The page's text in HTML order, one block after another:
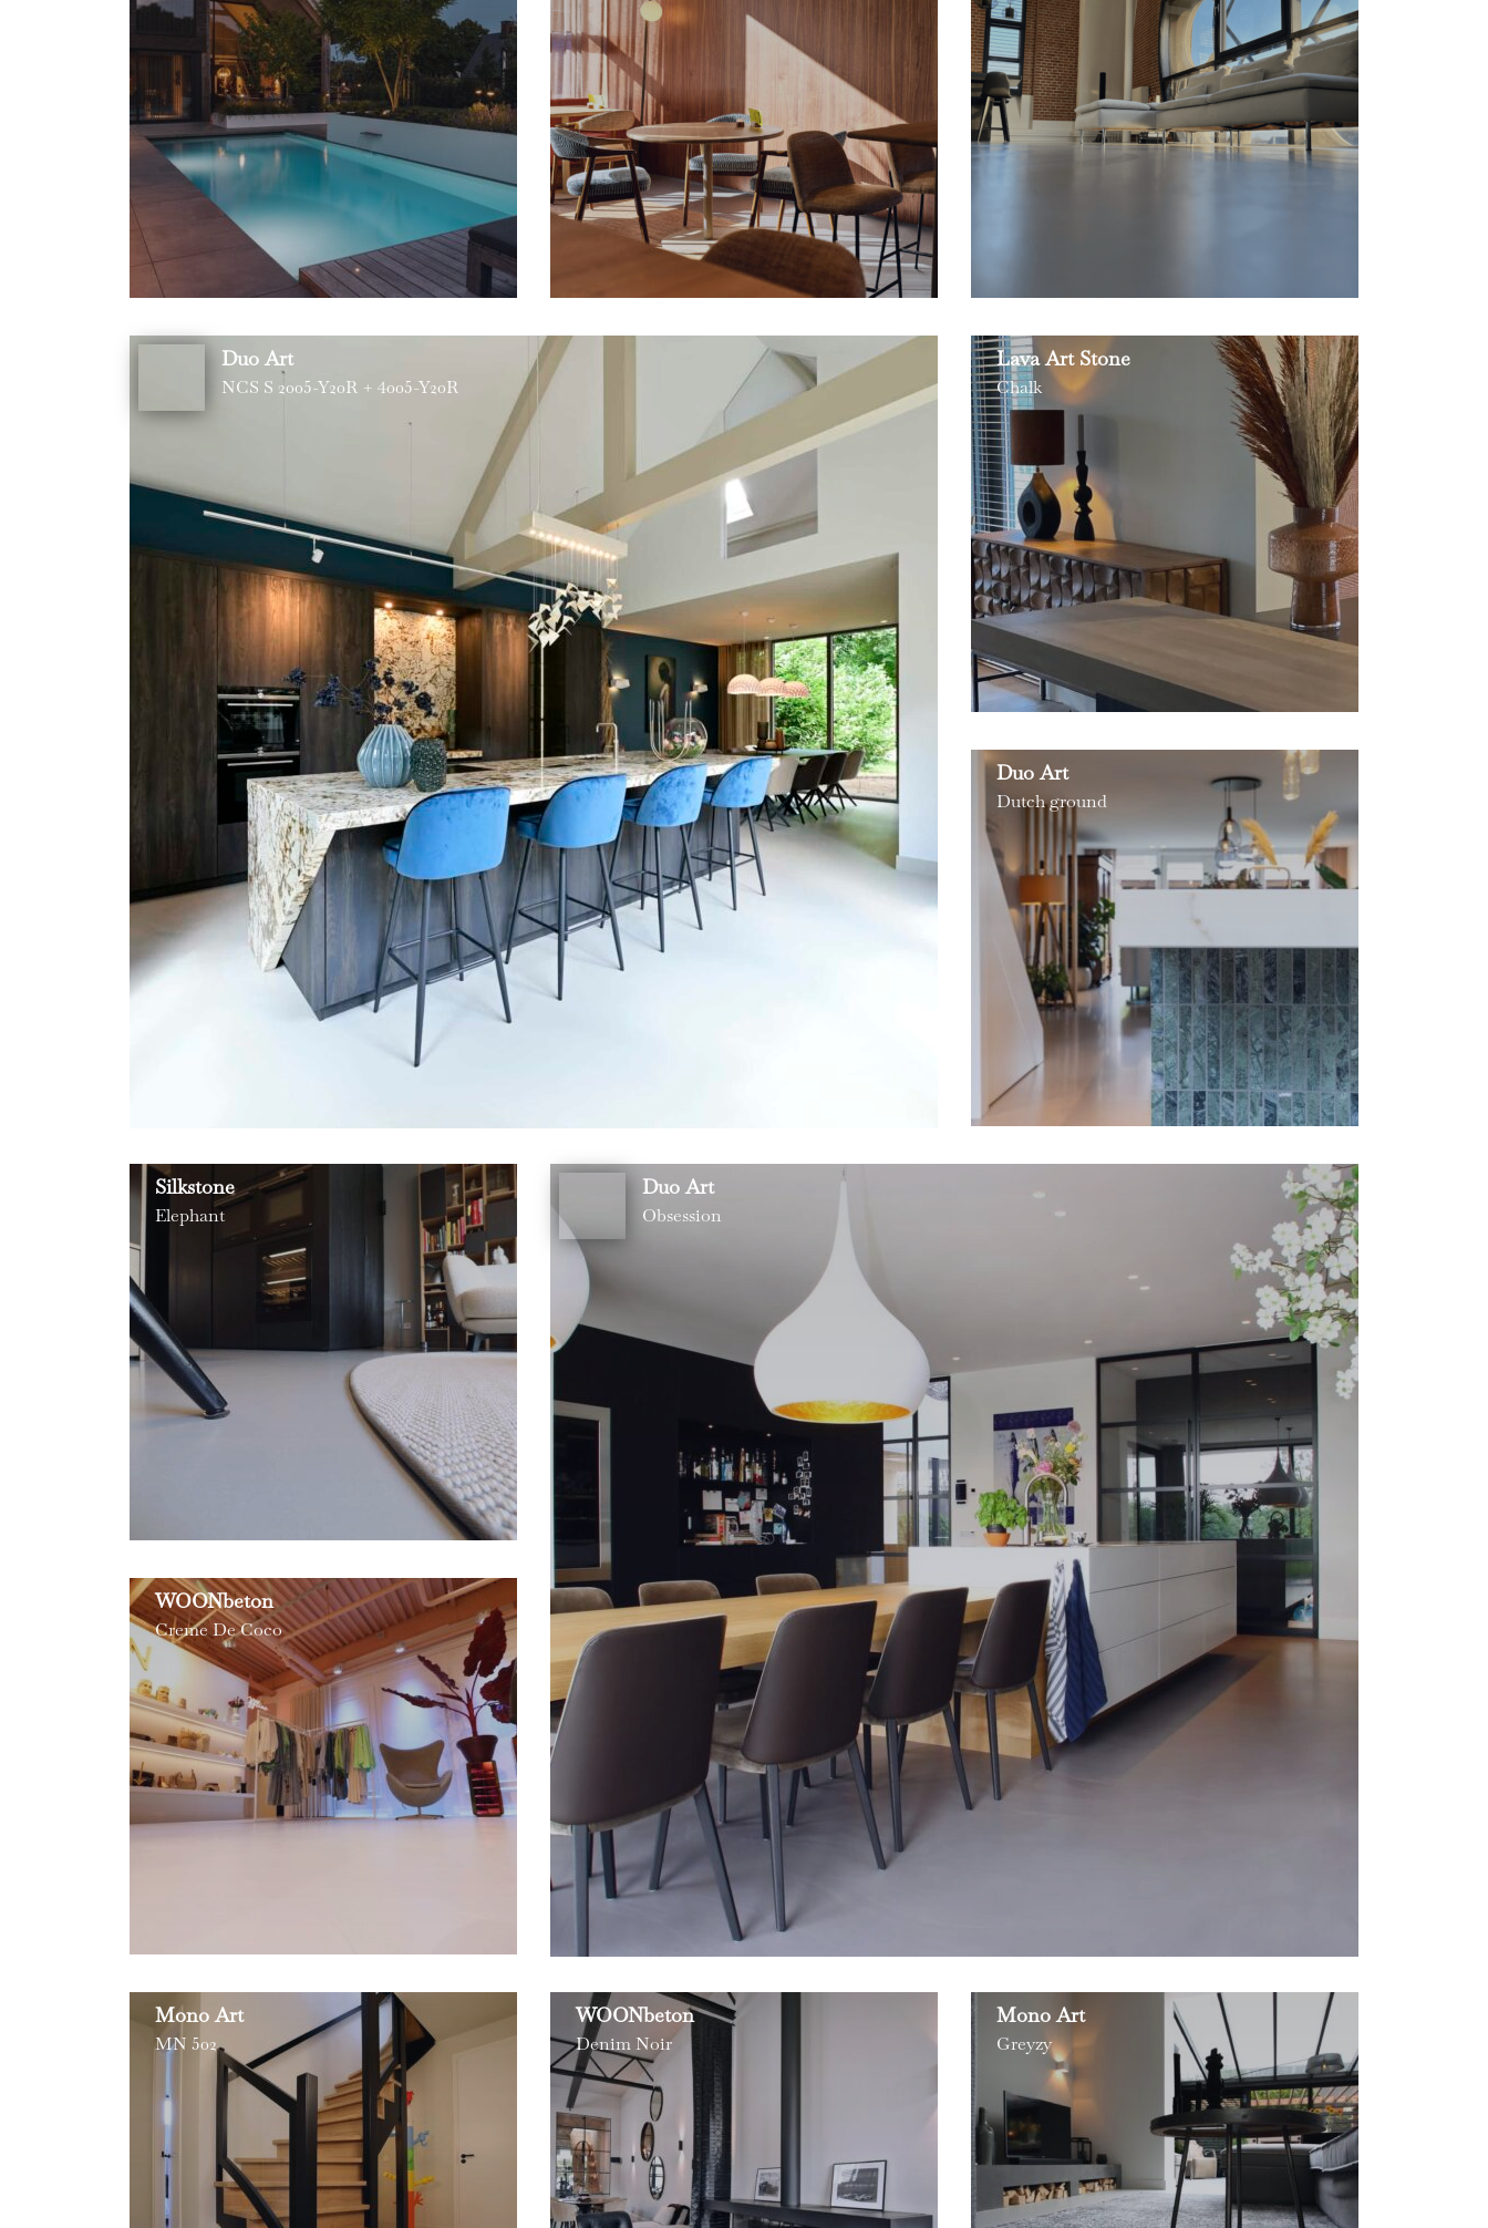
Duo Art
NCS S 2005-Y20R + 4005-Y20R
Lava Art Stone
Chalk
Duo Art
Dutch ground
Silkstone
Elephant
Duo Art
Obsession
WOONbeton
Creme De Coco
Mono Art
MN 502
WOONbeton
Denim Noir
Mono Art
Greyzy